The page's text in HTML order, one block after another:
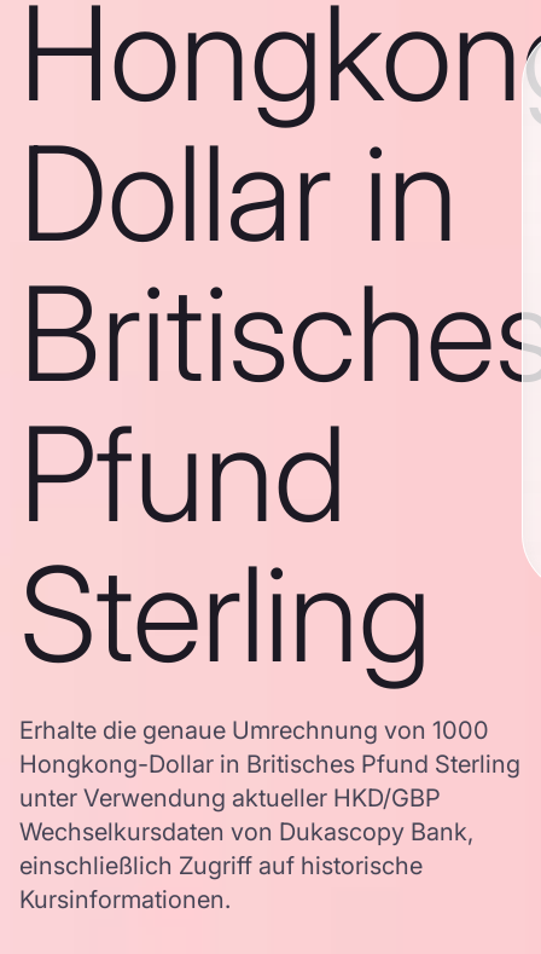
Dollar in
Pfund
Sterling
Erhalte die genaue Umrechnung von 1000
Hongkong-Dollar in Britisches Pfund Sterling
unter Verwendung aktueller HKD/GBP
Wechselkursdaten von Dukascopy Bank,
einschließlich Zugriff auf historische
Kursinformationen.